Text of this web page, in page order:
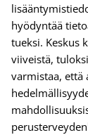
hyödyntää
tueksi. Keskus
viiveistä,
varmistaa, että